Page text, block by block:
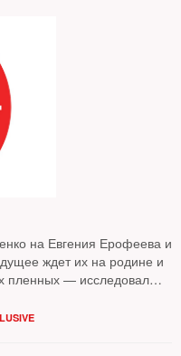
на Евгения Ерофеева и
ждет их на родине и
пленных — исследовал